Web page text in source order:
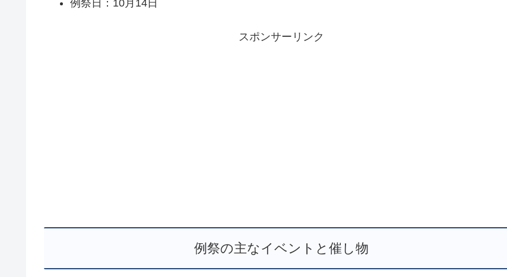
例祭日：10月14日
スポンサーリンク
例祭の主なイベントと催し物